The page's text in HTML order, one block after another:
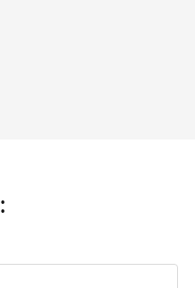
гепатита А, которая